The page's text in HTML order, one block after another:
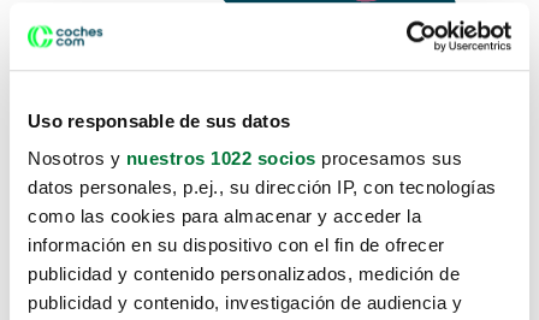
Uso responsable de sus datos
Nosotros y nuestros 1022 socios procesamos sus
datos personales, p.ej., su dirección IP, con tecnologías
como las cookies para almacenar y acceder la
información en su dispositivo con el fin de ofrecer
publicidad y contenido personalizados, medición de
publicidad y contenido, investigación de audiencia y
Lo sentimos, no sabemos como
te hemos traido hasta aquí.